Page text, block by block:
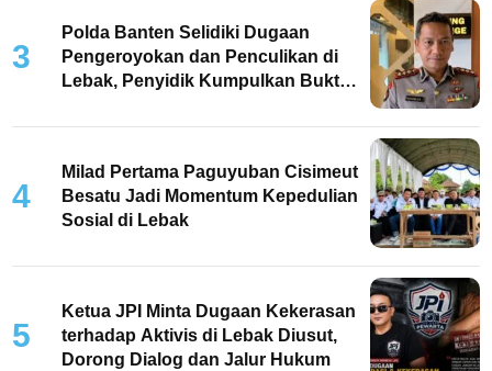
3
Polda Banten Selidiki Dugaan
Pengeroyokan dan Penculikan di
Lebak, Penyidik Kumpulkan Bukti
4
Milad Pertama Paguyuban Cisimeut
Besatu Jadi Momentum Kepedulian
Sosial di Lebak
5
Ketua JPI Minta Dugaan Kekerasan
terhadap Aktivis di Lebak Diusut,
Dorong Dialog dan Jalur Hukum